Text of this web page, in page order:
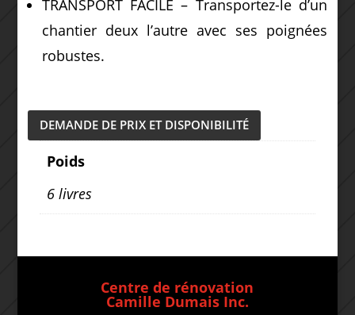
TRANSPORT FACILE – Transportez-le d’un
chantier deux l’autre avec ses poignées
robustes.
DEMANDE DE PRIX ET DISPONIBILITÉ
Poids
6 livres
Centre de rénovation
Camille Dumais Inc.